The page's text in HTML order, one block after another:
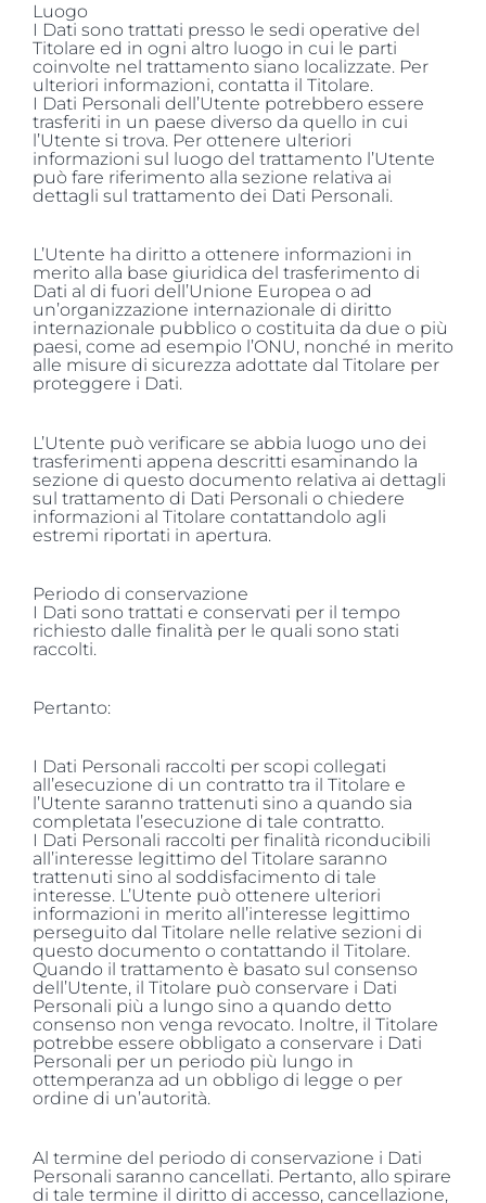
Luogo
I Dati sono trattati presso le sedi operative del
Titolare ed in ogni altro luogo in cui le parti
coinvolte nel trattamento siano localizzate. Per
ulteriori informazioni, contatta il Titolare.
I Dati Personali dell’Utente potrebbero essere
trasferiti in un paese diverso da quello in cui
l’Utente si trova. Per ottenere ulteriori
informazioni sul luogo del trattamento l’Utente
può fare riferimento alla sezione relativa ai
dettagli sul trattamento dei Dati Personali.
L’Utente ha diritto a ottenere informazioni in
merito alla base giuridica del trasferimento di
Dati al di fuori dell’Unione Europea o ad
un’organizzazione internazionale di diritto
internazionale pubblico o costituita da due o più
paesi, come ad esempio l’ONU, nonché in merito
alle misure di sicurezza adottate dal Titolare per
proteggere i Dati.
L’Utente può verificare se abbia luogo uno dei
trasferimenti appena descritti esaminando la
sezione di questo documento relativa ai dettagli
sul trattamento di Dati Personali o chiedere
informazioni al Titolare contattandolo agli
estremi riportati in apertura.
Periodo di conservazione
I Dati sono trattati e conservati per il tempo
richiesto dalle finalità per le quali sono stati
raccolti.
Pertanto:
I Dati Personali raccolti per scopi collegati
all’esecuzione di un contratto tra il Titolare e
l’Utente saranno trattenuti sino a quando sia
completata l’esecuzione di tale contratto.
I Dati Personali raccolti per finalità riconducibili
all’interesse legittimo del Titolare saranno
trattenuti sino al soddisfacimento di tale
interesse. L’Utente può ottenere ulteriori
informazioni in merito all’interesse legittimo
perseguito dal Titolare nelle relative sezioni di
questo documento o contattando il Titolare.
Quando il trattamento è basato sul consenso
dell’Utente, il Titolare può conservare i Dati
Personali più a lungo sino a quando detto
consenso non venga revocato. Inoltre, il Titolare
potrebbe essere obbligato a conservare i Dati
Personali per un periodo più lungo in
ottemperanza ad un obbligo di legge o per
ordine di un’autorità.
Al termine del periodo di conservazione i Dati
Personali saranno cancellati. Pertanto, allo spirare
di tale termine il diritto di accesso, cancellazione,